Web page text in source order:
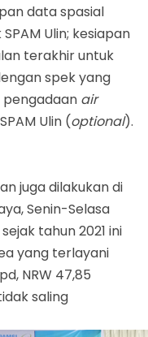
data spasial
Ulin; kesiapan
terakhir untuk
spek yang
pengadaan air
Ulin (optional).
juga dilakukan di
Senin-Selasa
tahun 2021 ini
yang terlayani
, NRW 47,85
saling